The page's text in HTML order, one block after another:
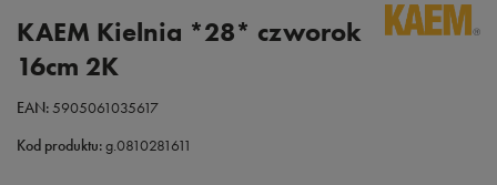
KAEM Kielnia *28* czworok
16cm 2K
EAN:5905061035617
Kod produktu:g.0810281611